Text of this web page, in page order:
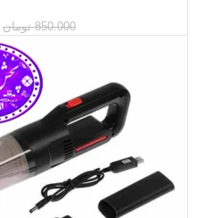
850.000 تومان